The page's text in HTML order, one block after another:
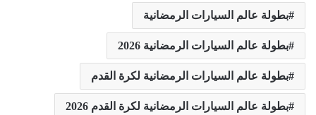
بطولة عالم السيارات الرمضانية
بطولة عالم السيارات الرمضانية 2026
بطولة عالم السيارات الرمضانية لكرة القدم
بطولة عالم السيارات الرمضانية لكرة القدم 2026